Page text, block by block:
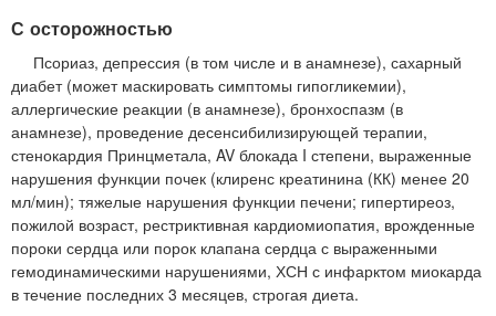
С осторожностью
Псориаз, депрессия (в том числе и в анамнезе), сахарный
диабет (может маскировать симптомы гипогликемии),
аллергические реакции (в анамнезе), бронхоспазм (в
анамнезе), проведение десенсибилизирующей терапии,
стенокардия Принцметала, AV блокада I степени, выраженные
нарушения функции почек (клиренс креатинина (КК) менее 20
мл/мин); тяжелые нарушения функции печени; гипертиреоз,
пожилой возраст, рестриктивная кардиомиопатия, врожденные
пороки сердца или порок клапана сердца с выраженными
гемодинамическими нарушениями, ХСН с инфарктом миокарда
в течение последних 3 месяцев, строгая диета.